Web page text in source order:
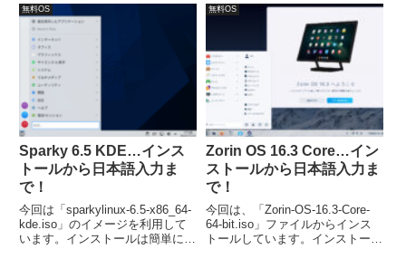
に日本語フォントのインストール
をすると、簡単に日本語化できま
す。日本語入力についてはインス
トールが終了し、再起動すれば可
能です。
無料OS
Sparky 6.5 KDE…インス
トールから日本語入力ま
で！
今回は「sparkylinux-6.5-x86_64-
kde.iso」のイメージを利用して
います。インストールは簡単に完
無料OS
Zorin OS 16.3 Core…イン
ストールから日本語入力ま
で！
今回は、「Zorin-OS-16.3-Core-
64-bit.iso」ファイルからインス
トールしています。インストール